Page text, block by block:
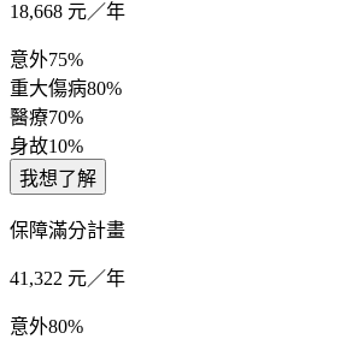
18,668 元／年
意外75%
重大傷病80%
醫療70%
身故10%
我想了解
保障滿分計畫
41,322 元／年
意外80%